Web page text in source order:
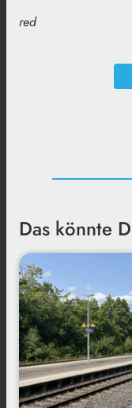
red
Das könnte